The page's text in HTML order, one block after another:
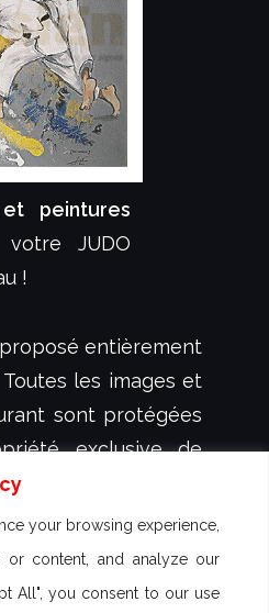
your browsing experience,
or content, and analyze our
All", you consent to our use
peintures
votre JUDO
!
entièrement
les images et
sont protégées
exclusive de
et illustrateur
- aucun droit
autorisé - Des
être engagées